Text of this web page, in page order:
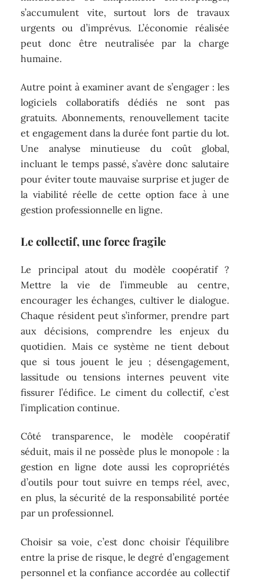
s’accumulent vite, surtout lors de travaux
urgents ou d’imprévus. L’économie réalisée
peut donc être neutralisée par la charge
humaine.
Autre point à examiner avant de s’engager : les
logiciels collaboratifs dédiés ne sont pas
gratuits. Abonnements, renouvellement tacite
et engagement dans la durée font partie du lot.
Une analyse minutieuse du coût global,
incluant le temps passé, s’avère donc salutaire
pour éviter toute mauvaise surprise et juger de
la viabilité réelle de cette option face à une
gestion professionnelle en ligne.
Le collectif, une force fragile
Le principal atout du modèle coopératif ?
Mettre la vie de l’immeuble au centre,
encourager les échanges, cultiver le dialogue.
Chaque résident peut s’informer, prendre part
aux décisions, comprendre les enjeux du
quotidien. Mais ce système ne tient debout
que si tous jouent le jeu ; désengagement,
lassitude ou tensions internes peuvent vite
fissurer l’édifice. Le ciment du collectif, c’est
l’implication continue.
Côté transparence, le modèle coopératif
séduit, mais il ne possède plus le monopole : la
gestion en ligne dote aussi les copropriétés
d’outils pour tout suivre en temps réel, avec,
en plus, la sécurité de la responsabilité portée
par un professionnel.
Choisir sa voie, c’est donc choisir l’équilibre
entre la prise de risque, le degré d’engagement
personnel et la confiance accordée au collectif